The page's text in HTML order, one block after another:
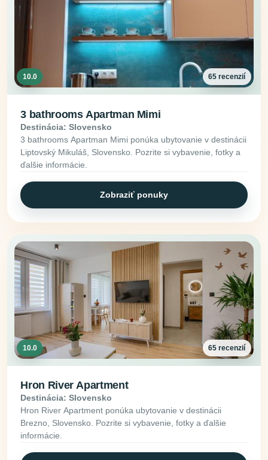
10.0 65 recenzií
3 bathrooms Apartman Mimi
Destinácia: Slovensko
3 bathrooms Apartman Mimi ponúka ubytovanie v destinácii
Liptovský Mikuláš, Slovensko. Pozrite si vybavenie, fotky a
ďalšie informácie.
Zobraziť ponuky
10.0 65 recenzií
Hron River Apartment
Destinácia: Slovensko
Hron River Apartment ponúka ubytovanie v destinácii
Brezno, Slovensko. Pozrite si vybavenie, fotky a ďalšie
informácie.